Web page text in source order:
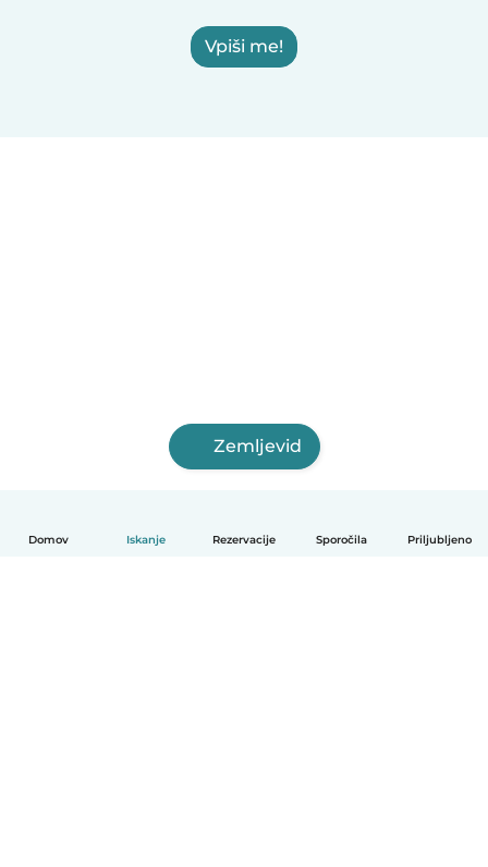
Domov Iskanje Rezervacije Sporočila Priljubljeno
Vpiši me!
Zemljevid